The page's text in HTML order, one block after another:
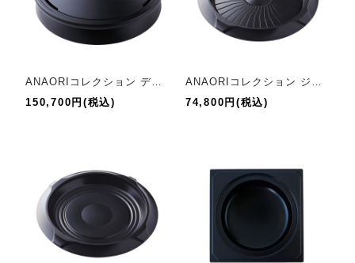
150,700円(税込)
74,800円(税込)